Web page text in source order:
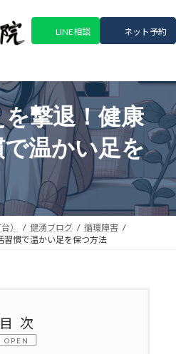
LINE相談 ネット予約
撃退！健康
温かい足を
） 健湧ブログ
循環障害
習慣で温かい足を保つ方法
目次